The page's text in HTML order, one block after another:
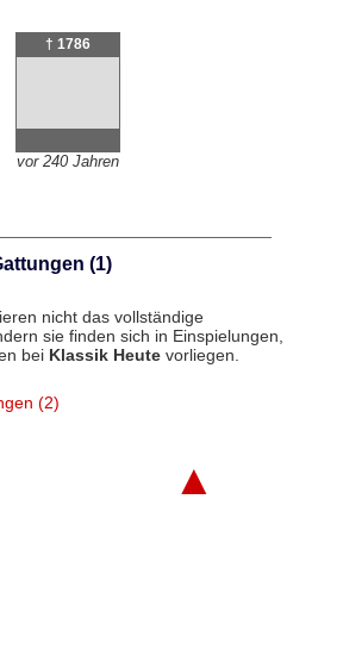
† 1786
vor 240 Jahren
(1)
nicht das vollständige
sie finden sich in Einspielungen,
bei Klassik Heutevorliegen.
(2)
▲